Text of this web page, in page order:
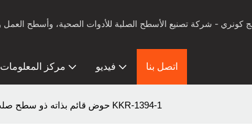
مركز المعلومات فيديو اتصل بنا
حوض قائم بذاته ذو سطح صلب مستدير بارتفاع 910 مم KKR-1394-1